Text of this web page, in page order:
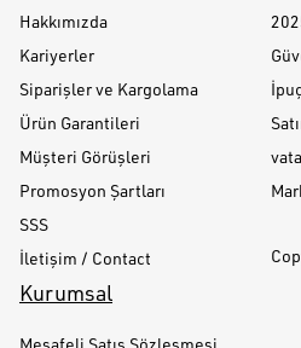
Hakkımızda
Kariyerler
Siparişler ve Kargolama
Ürün Garantileri
Müşteri Görüşleri
Promosyon Şartları
SSS
İletişim / Contact
Kurumsal
Mesafeli Satış Sözleşmesi